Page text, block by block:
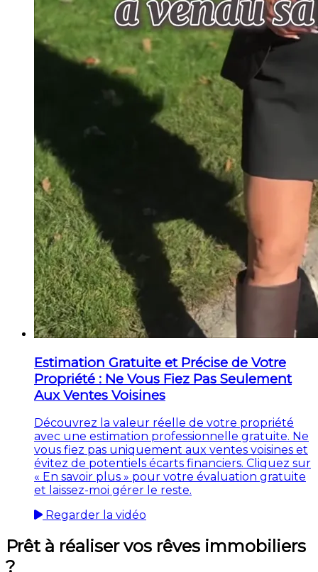
Estimation Gratuite et Précise de Votre
Propriété : Ne Vous Fiez Pas Seulement
Aux Ventes Voisines
Découvrez la valeur réelle de votre propriété
avec une estimation professionnelle gratuite. Ne
vous fiez pas uniquement aux ventes voisines et
évitez de potentiels écarts financiers. Cliquez sur
« En savoir plus » pour votre évaluation gratuite
et laissez-moi gérer le reste.
Regarder la vidéo
Prêt à réaliser vos rêves immobiliers
?